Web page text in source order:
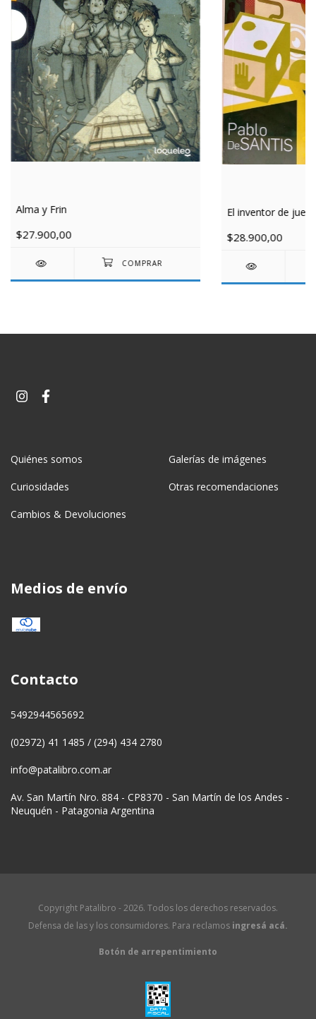
Alma y Frin
$27.900,00
El inventor de
$28.900,00
Quiénes somos Galerías de imágenes
Curiosidades Otras recomendaciones
Cambios & Devoluciones
Medios de envío
Contacto
5492944565692
(02972) 41 1485 / (294) 434 2780
info@patalibro.com.ar
Av. San Martín Nro. 884 - CP8370 - San Martín de los Andes -
Neuquén - Patagonia Argentina
Copyright Patalibro - 2026. Todos los derechos reservados.
Defensa de las y los consumidores. Para reclamos ingresá acá.
Botón de arrepentimiento